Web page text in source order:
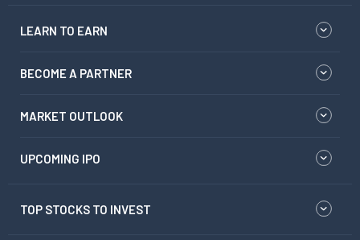
LEARN TO EARN
BECOME A PARTNER
MARKET OUTLOOK
UPCOMING IPO
TOP STOCKS TO INVEST